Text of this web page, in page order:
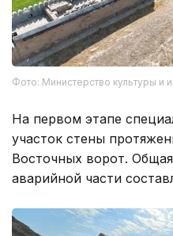
Фото: Министерство культуры и
На первом этапе
участок стены
Восточных ворот.
аварийной части